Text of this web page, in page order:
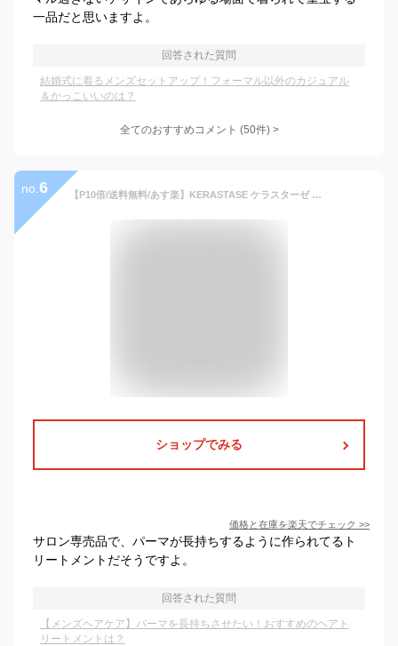
一品だと思いますよ。
回答された質問
結婚式に着るメンズセットアップ！フォーマル以外のカジュアル
＆かっこいいのは？
全てのおすすめコメント (50件) >
no. 6 【P10倍/送料無料/あす楽】KERASTASE ケラスターゼ RE ソワン ド フォルス 200g ダメージ毛 ヘアトリートメント カラー パーマ 高品質 プレゼント おすすめ 美容室 サロン専売 レジスタンス トリートメント ケア 緑 グリーン
ショップでみる
価格と在庫を楽天でチェック >>
サロン専売品で、パーマが長持ちするように作られてるト
リートメントだそうですよ。
回答された質問
【メンズヘアケア】パーマを長持ちさせたい！おすすめのヘアト
リートメントは？